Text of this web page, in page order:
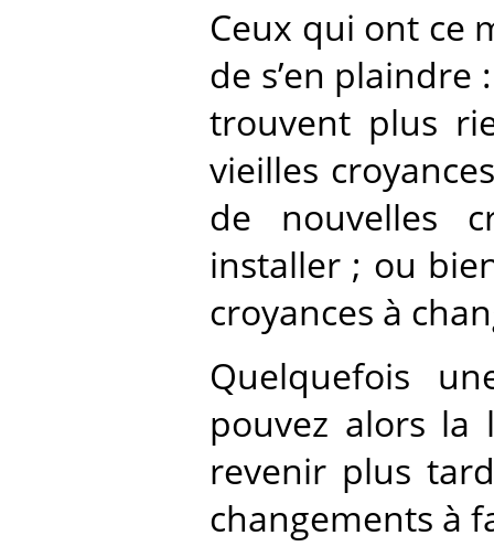
Ceux qui ont ce
de s’en
trouvent plus
vieilles
de nouvelles
installer ; ou
croyances à
Quelquefois
pouvez alors la
revenir plus
changements à